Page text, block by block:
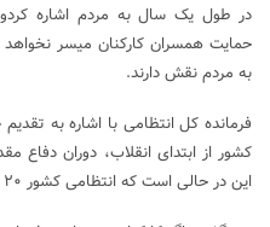
در طول یک سال به مردم اشاره
حمایت همسران کارکنان میسر
به مردم نقش دارند.
کشور از ابتدای انقلاب، دوران
این در حالی است که انتظامی کشور ۲۰ هزار جانباز و دو هزار آزاده نیز دارد.